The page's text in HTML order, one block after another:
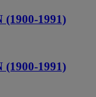
1991)
1991)